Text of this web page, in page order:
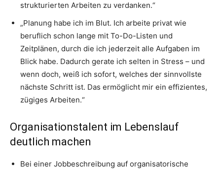
strukturierten Arbeiten zu verdanken.“
„Planung habe ich im Blut. Ich arbeite privat wie
beruflich schon lange mit To-Do-Listen und
Zeitplänen, durch die ich jederzeit alle Aufgaben im
Blick habe. Dadurch gerate ich selten in Stress – und
wenn doch, weiß ich sofort, welches der sinnvollste
nächste Schritt ist. Das ermöglicht mir ein effizientes,
zügiges Arbeiten.“
Organisationstalent im Lebenslauf
deutlich machen
Bei einer Jobbeschreibung auf organisatorische